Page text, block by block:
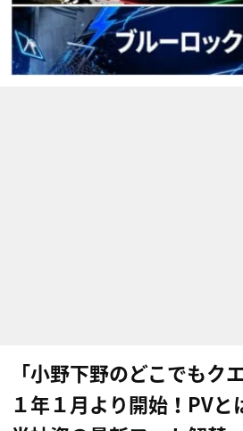
「小野下野のどこでもク
１年１月より開始！PVと